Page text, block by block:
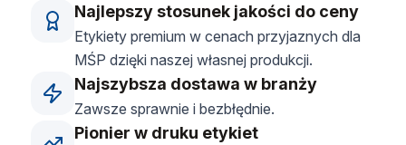
Najlepszy stosunek jakości do ceny
Etykiety premium w cenach przyjaznych dla
MŚP dzięki naszej własnej produkcji.
Najszybsza dostawa w branży
Zawsze sprawnie i bezbłędnie.
Pionier w druku etykiet